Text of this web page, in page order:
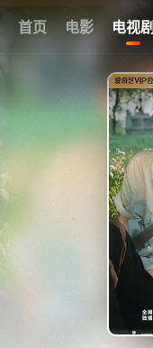
首页 电影 电视剧